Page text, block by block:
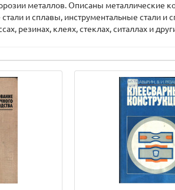
металлов. Описаны металлические
и сплавы, инструментальные стали
резинах, клеях, стеклах, ситаллах и